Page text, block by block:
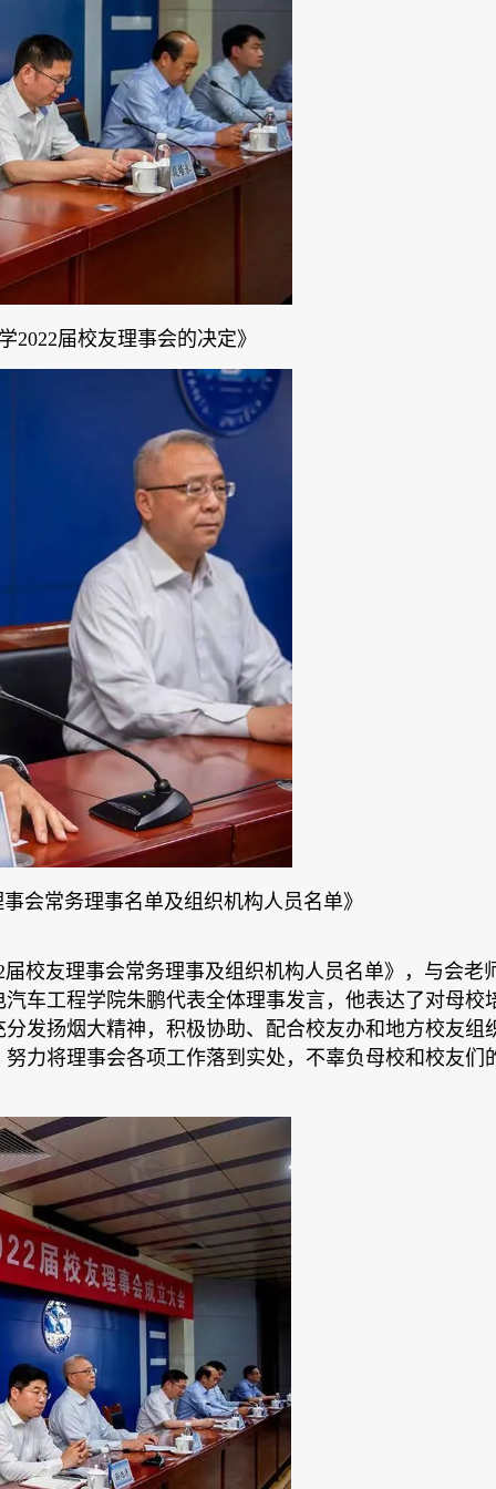
届校友理事会的决定》
会常务理事名单及组织机构人员名单》
校友理事会常务理事及组织机构人员名单》，与会老
车工程学院朱鹏代表全体理事发言，他表达了对母校
发扬烟大精神，积极协助、配合校友办和地方校友组
力将理事会各项工作落到实处，不辜负母校和校友们